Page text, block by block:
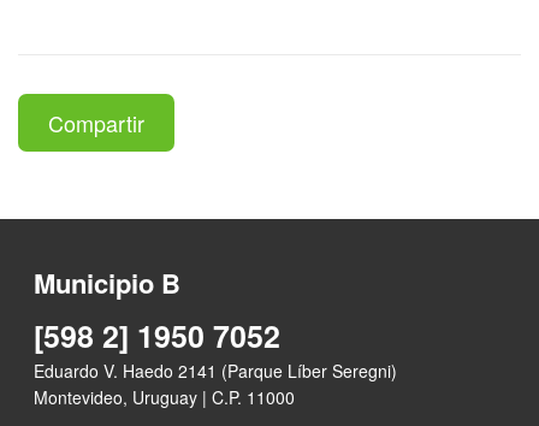
Compartir
Municipio B
[598 2] 1950 7052
Eduardo V. Haedo 2141 (Parque Líber Seregni)
Montevideo, Uruguay | C.P. 11000